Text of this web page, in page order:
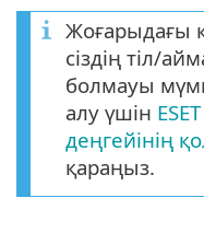
Жоғарыдағы
сіздің тіл/
болмауы
алу үшін
деңгейінің
қараңыз.